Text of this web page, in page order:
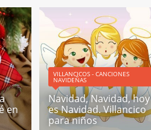
en
VILLANCICOS - CANCIONES
NAVIDEÑAS
Navidad, Navidad, hoy
es Navidad. Villancico
para niños